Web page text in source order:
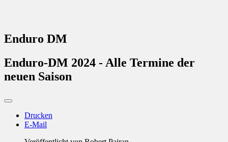
Enduro DM
Enduro-DM 2024 - Alle Termine der
neuen Saison
Drucken
E-Mail